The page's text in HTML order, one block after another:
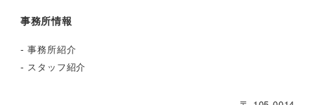
事務所情報
-事務所紹介
- スタッフ紹介